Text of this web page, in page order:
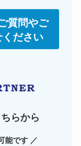
質問やご
ださい
らから
能です ／